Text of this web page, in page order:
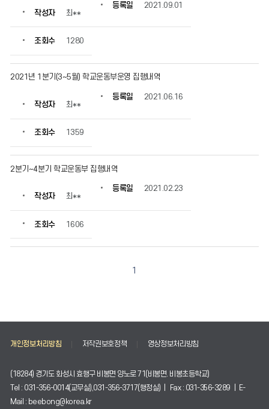
니
작성자 최**
등록일 2021.09.01
조회수 1280
2021년 1분기(3~5월) 학교운동부운영 집행내역
작성자 최**
등록일 2021.06.16
조회수 1359
2분기~4분기 학교운동부 집행내역
작성자 최**
등록일 2021.02.23
조회수 1606
1
개인정보처리방침 저작권보호정책 영상정보처리방침
(18284) 경기도 화성시 효행구 비봉면 양노로 71(비봉면. 비봉초등학교)
Tel : 031-356-0014(교무실),031-356-3717(행정실) | Fax : 031-356-3289 | E-
Mail : beebong@korea.kr